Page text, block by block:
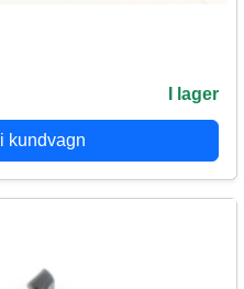
I lager
kundvagn